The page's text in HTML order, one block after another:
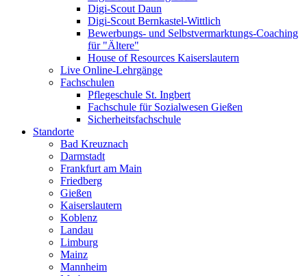
Digi-Scout Daun
Digi-Scout Bernkastel-Wittlich
Bewerbungs- und Selbstvermarktungs-Coaching
für "Ältere"
House of Resources Kaiserslautern
Live Online-Lehrgänge
Fachschulen
Pflegeschule St. Ingbert
Fachschule für Sozialwesen Gießen
Sicherheitsfachschule
Standorte
Bad Kreuznach
Darmstadt
Frankfurt am Main
Friedberg
Gießen
Kaiserslautern
Koblenz
Landau
Limburg
Mainz
Mannheim